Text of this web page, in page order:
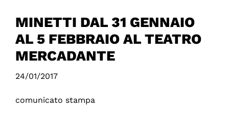
MINETTI DAL 31 GENNAIO
AL 5 FEBBRAIO AL TEATRO
MERCADANTE
24/01/2017
comunicato stampa